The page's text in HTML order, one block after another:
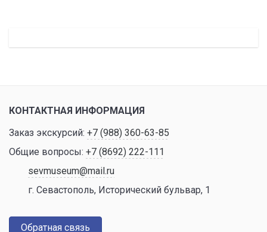
КОНТАКТНАЯ ИНФОРМАЦИЯ
Заказ экскурсий: +7 (988) 360-63-85
Общие вопросы: +7 (8692) 222-111
sevmuseum@mail.ru
г. Севастополь, Исторический бульвар, 1
Обратная связь